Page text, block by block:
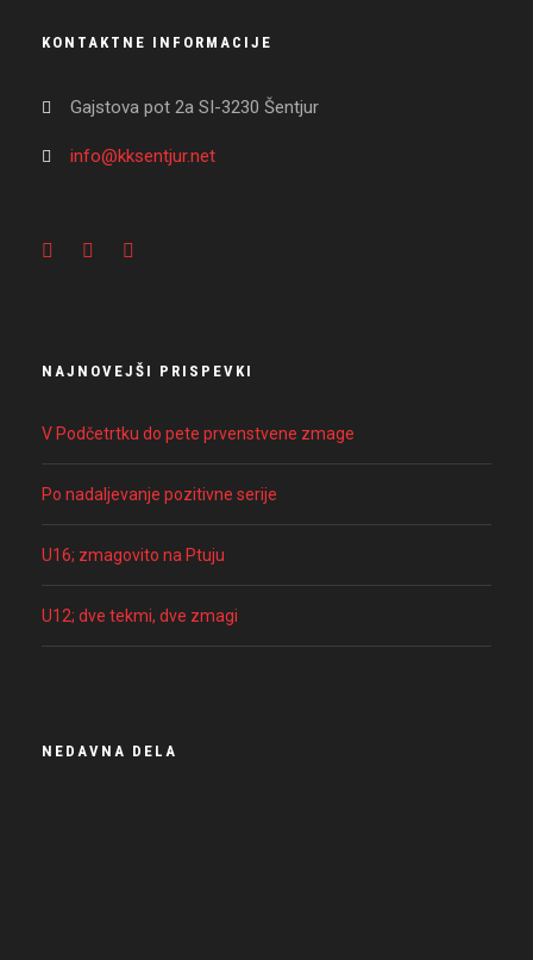
KONTAKTNE INFORMACIJE
Gajstova pot 2a SI-3230 Šentjur
info@kksentjur.net
NAJNOVEJŠI PRISPEVKI
V Podčetrtku do pete prvenstvene zmage
Po nadaljevanje pozitivne serije
U16; zmagovito na Ptuju
U12; dve tekmi, dve zmagi
NEDAVNA DELA